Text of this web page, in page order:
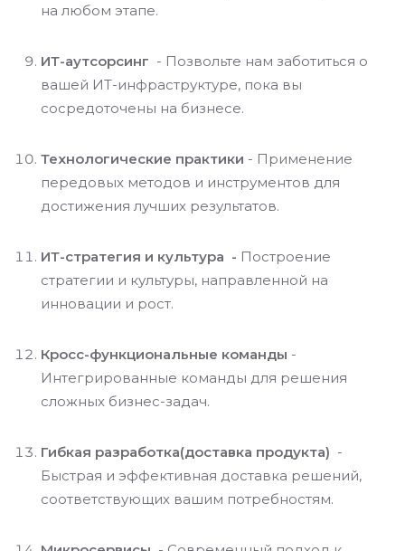
на любом этапе.
ИТ-аутсорсинг - Позвольте нам заботиться о
вашей ИТ-инфраструктуре, пока вы
сосредоточены на бизнесе.
Технологические практики - Применение
передовых методов и инструментов для
достижения лучших результатов.
ИТ-стратегия и культура - Построение
стратегии и культуры, направленной на
инновации и рост.
Кросс-функциональные команды -
Интегрированные команды для решения
сложных бизнес-задач.
Гибкая разработка(доставка продукта) -
Быстрая и эффективная доставка решений,
соответствующих вашим потребностям.